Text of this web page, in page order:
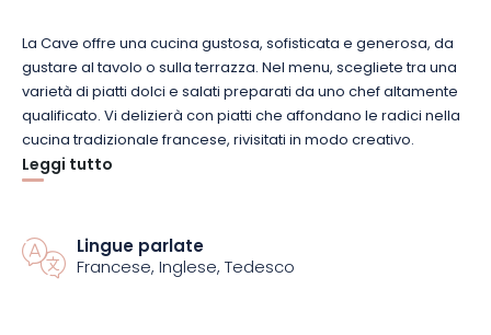
La Cave offre una cucina gustosa, sofisticata e generosa, da
gustare al tavolo o sulla terrazza.Nel menu, scegliete tra una
varietà di piatti dolci e salati preparati da uno chef altamente
qualificato.Vi delizierà con piatti che affondano le radici nella
cucina tradizionale francese, rivisitati in modo creativo.
L’accento è posto sui prodotti freschi e di stagione,
principalmente di
bistrot il marchio Maître Restaurateur nel 2017.
troverete un’esplosione di sapori e colori che delizieranno sia
gli occhi che le papille gustative.
Leggi tutto
Lingue parlate
Francese, Inglese, Tedesco